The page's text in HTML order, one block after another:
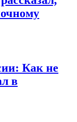
Как не
в